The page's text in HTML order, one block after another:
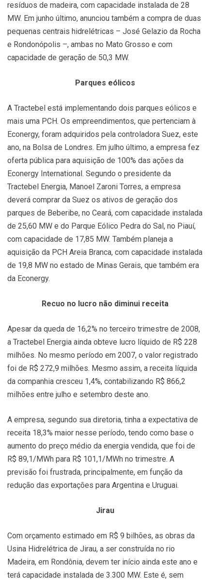
resíduos de madeira, com capacidade instalada de 28
MW. Em junho último, anunciou também a compra de duas
pequenas centrais hidrelétricas – José Gelazio da Rocha
e Rondonópolis –, ambas no Mato Grosso e com
capacidade de geração de 50,3 MW.
Parques eólicos
A Tractebel está implementando dois parques eólicos e
mais uma PCH. Os empreendimentos, que pertenciam à
Econergy, foram adquiridos pela controladora Suez, este
ano, na Bolsa de Londres. Em julho último, a empresa fez
oferta pública para aquisição de 100% das ações da
Econergy International. Segundo o presidente da
Tractebel Energia, Manoel Zaroni Torres, a empresa
deverá comprar da Suez os ativos de geração dos
parques de Beberibe, no Ceará, com capacidade instalada
de 25,60 MW e do Parque Eólico Pedra do Sal, no Piauí,
com capacidade de 17,85 MW. Também planeja a
aquisição da PCH Areia Branca, com capacidade instalada
de 19,8 MW no estado de Minas Gerais, que também era
da Econergy.
Recuo no lucro não diminui receita
Apesar da queda de 16,2% no terceiro trimestre de 2008,
a Tractebel Energia ainda obteve lucro líquido de R$ 228
milhões. No mesmo período em 2007, o valor registrado
foi de R$ 272,9 milhões. Mesmo assim, a receita líquida
da companhia cresceu 1,4%, contabilizando R$ 866,2
milhões entre julho e setembro deste ano.
A empresa, segundo sua diretoria, tinha a expectativa de
receita 18,3% maior nesse período, tendo como base o
aumento do preço médio da energia vendida, que foi de
R$ 89,1/MWh para R$ 101,1/MWh no trimestre. A
previsão foi frustrada, principalmente, em função da
redução das exportações para Argentina e Uruguai.
Jirau
Com orçamento estimado em R$ 9 bilhões, as obras da
Usina Hidrelétrica de Jirau, a ser construída no rio
Madeira, em Rondônia, devem ter início ainda este ano e
terá capacidade instalada de 3.300 MW. Este é, sem